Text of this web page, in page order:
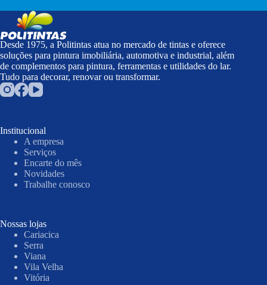
Desde 1975, a Politintas atua no mercado de tintas e oferece
soluções para pintura imobiliária, automotiva e industrial, além
de complementos para pintura, ferramentas e utilidades do lar.
Tudo para decorar, renovar ou transformar.
Institucional
A empresa
Serviços
Encarte do mês
Novidades
Trabalhe conosco
Nossas lojas
Cariacica
Serra
Viana
Vila Velha
Vitória